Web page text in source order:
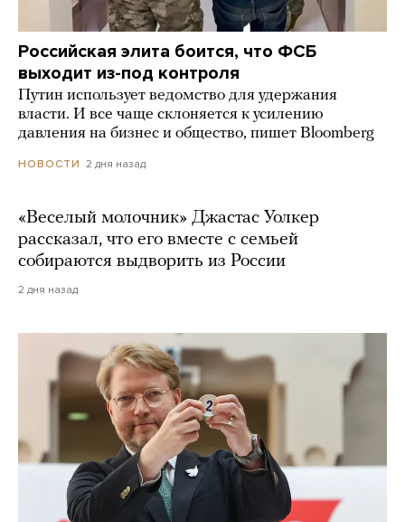
Российская элита боится, что ФСБ
выходит из-под контроля
Путин использует ведомство для удержания
власти. И все чаще склоняется к усилению
давления на бизнес и общество, пишет Bloomberg
НОВОСТИ 2 дня назад
«Веселый молочник» Джастас Уолкер
рассказал, что его вместе с семьей
собираются выдворить из России
2 дня назад